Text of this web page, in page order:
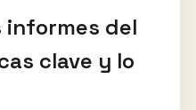
informes del
clave y lo